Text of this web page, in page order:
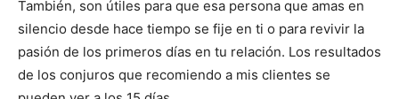
También, son útiles para que esa persona que amas en
silencio desde hace tiempo se fije en ti o para revivir la
pasión de los primeros días en tu relación. Los resultados
de los conjuros que recomiendo a mis clientes se